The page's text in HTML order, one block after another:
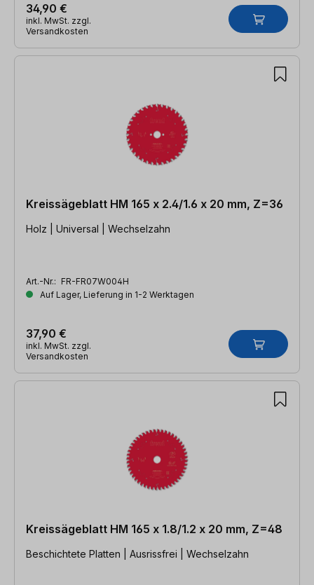
34,90 €
inkl. MwSt. zzgl.
Versandkosten
Kreissägeblatt HM 165 x 2.4/1.6 x 20 mm, Z=36
Holz | Universal | Wechselzahn
Art.-Nr.: FR-FR07W004H
Auf Lager, Lieferung in 1-2 Werktagen
37,90 €
inkl. MwSt. zzgl.
Versandkosten
Kreissägeblatt HM 165 x 1.8/1.2 x 20 mm, Z=48
Beschichtete Platten | Ausrissfrei | Wechselzahn